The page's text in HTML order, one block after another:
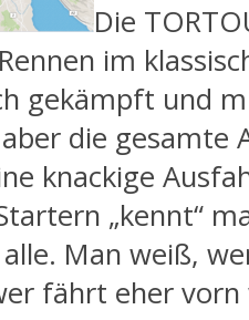
Die
im
gekämpft und
die gesamte
knackige
„kennt“
Man weiß,
fährt eher vorn